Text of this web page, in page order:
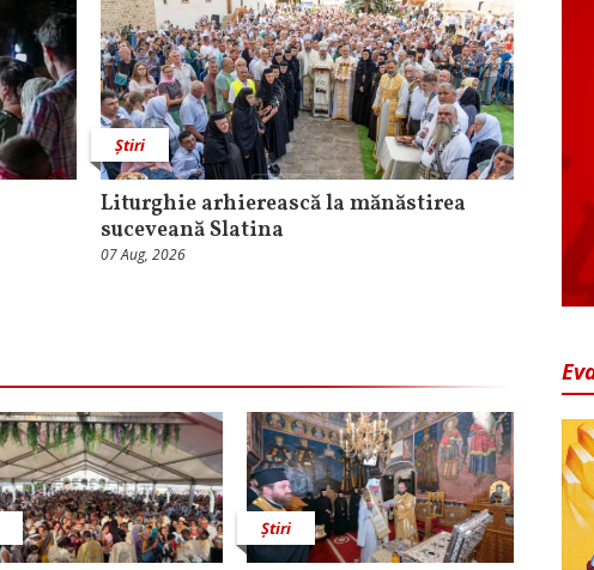
Știri
Liturghie arhierească la mănăstirea
suceveană Slatina
07 Aug, 2026
Știri